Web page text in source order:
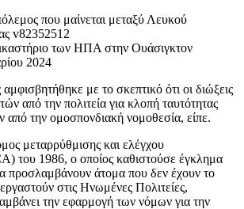
των ΗΠΑ στην Ουάσιγκτον
2024
με το σκεπτικό ότι οι διώξεις
από την πολιτεία για κλοπή ταυτότητας
από την ομοσπονδιακή νομοθεσία, είπε.
μεταρρύθμισης και ελέγχου
του 1986, ο οποίος καθιστούσε έγκλημα
προσλαμβάνουν άτομα που δεν έχουν το
στις Ηνωμένες Πολιτείες,
την εφαρμογή των νόμων για την